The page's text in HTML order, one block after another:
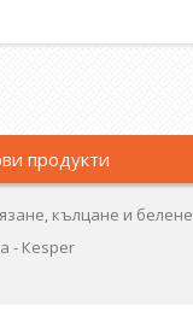
продукти
кълцане и белене
- Кеsper